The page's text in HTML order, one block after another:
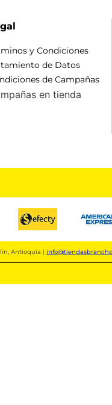
y Condiciones
de Datos
de Campañas
en tienda
Antioquia |